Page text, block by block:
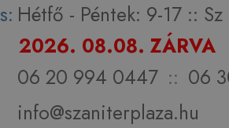
Hétfő - Péntek: 9-17 :: Sz
2026. 08.08. ZÁRVA
06 20 994 0447 :: 06
info@szaniterplaza.hu